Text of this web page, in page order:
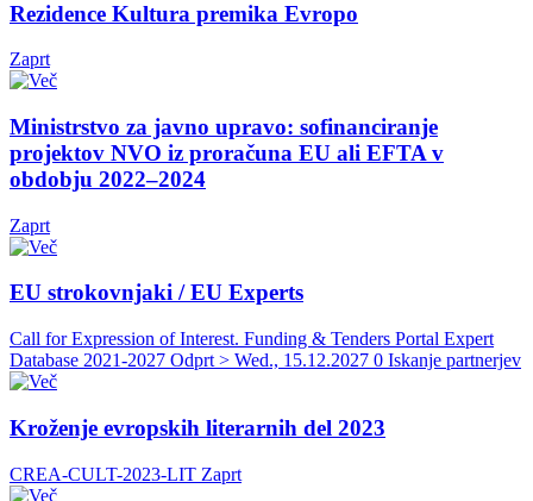
Rezidence Kultura premika Evropo
Zaprt
Ministrstvo za javno upravo: sofinanciranje
projektov NVO iz proračuna EU ali EFTA v
obdobju 2022–2024
Zaprt
EU strokovnjaki / EU Experts
Call for Expression of Interest. Funding & Tenders Portal Expert
Database 2021-2027 Odprt > Wed., 15.12.2027 0 Iskanje partnerjev
Kroženje evropskih literarnih del 2023
CREA-CULT-2023-LIT Zaprt